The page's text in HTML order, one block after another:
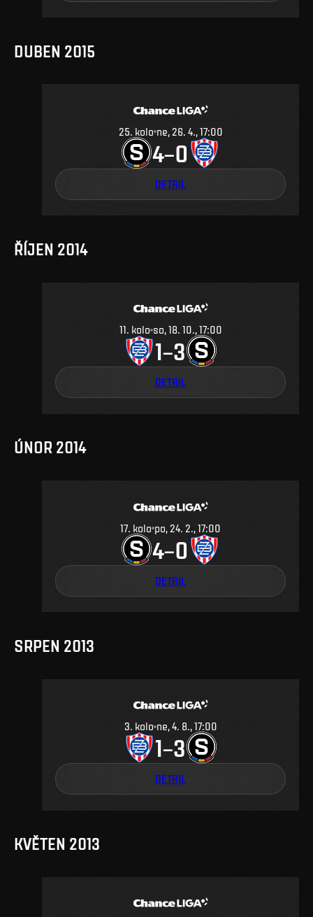
DUBEN 2015
25. kolo ne, 26. 4., 17:00
4–0
DETAIL
ŘÍJEN 2014
11. kolo so, 18. 10., 17:00
1–3
DETAIL
ÚNOR 2014
17. kolo po, 24. 2., 17:00
4–0
DETAIL
SRPEN 2013
3. kolo ne, 4. 8., 17:00
1–3
DETAIL
KVĚTEN 2013